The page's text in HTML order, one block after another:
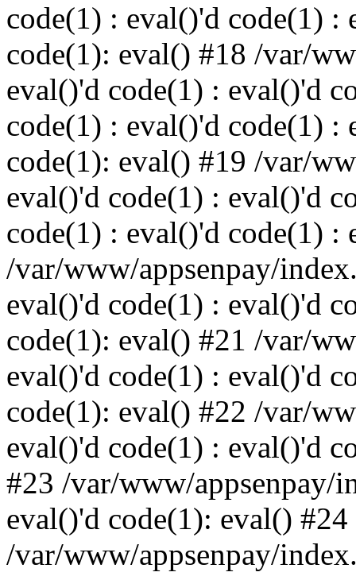
code(1) : eval()'d code(1) :
code(1): eval() #18 /var/
eval()'d code(1) : eval()'d
code(1) : eval()'d code(1) :
code(1): eval() #19 /var/
eval()'d code(1) : eval()'d
code(1) : eval()'d code(1) :
/var/www/appsenpay/
eval()'d code(1) : eval()'d
code(1): eval() #21 /var/
eval()'d code(1) : eval()'d
code(1): eval() #22 /var/
eval()'d code(1) : eval()'d
#23 /var/www/appsenpay/
eval()'d code(1): eval() #24
/var/www/appsenpay/